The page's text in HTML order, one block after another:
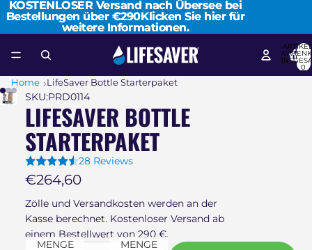
KOSTENLOSER Versand nach Übersee bei
Bestellungen über €290Klicken Sie hier für
weitere Informationen.
KOSTENLOSER Versand nach Übersee bei
Bestellungen über €290Klicken Sie hier für
weitere Informationen.
0
Home LifeSaver Bottle Starterpaket
SKU:PRD0114
LIFESAVER BOTTLE
STARTERPAKET
28 Reviews
€264,60
Zölle und Versandkosten werden an der
Kasse berechnet. Kostenloser Versand ab
einem Bestellwert von 290 €.
MENGE
MENGE